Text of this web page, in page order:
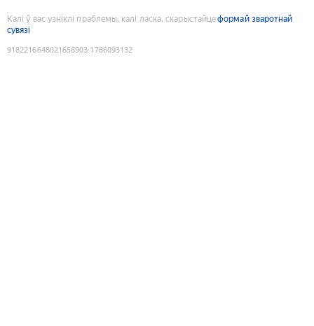
Калі ў вас узніклі праблемы, калі ласка, скарыстайцеформай зваротнай
сувязі
9182216648021656903:1786093132